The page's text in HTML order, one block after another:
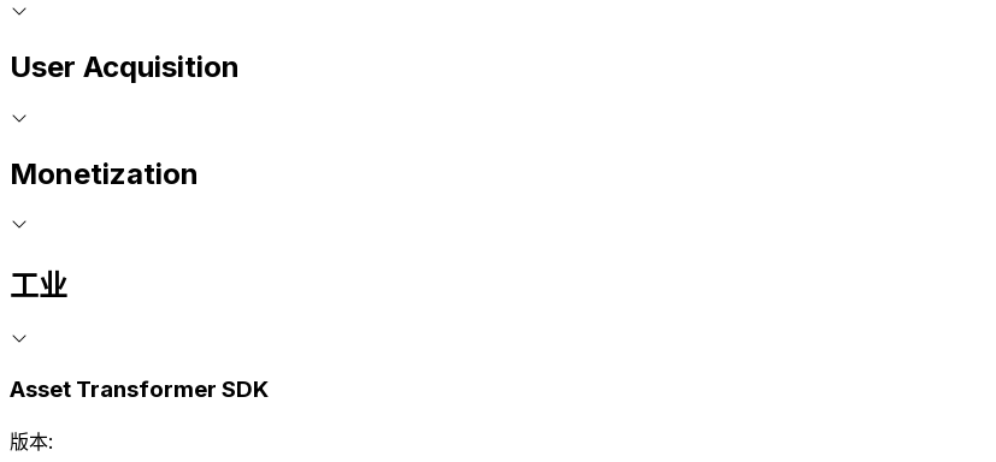
User Acquisition
Monetization
工业
Asset Transformer SDK
版本: